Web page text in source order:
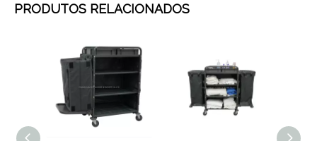
PRODUTOS RELACIONADOS